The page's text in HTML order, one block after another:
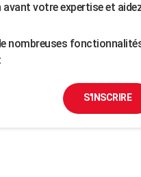
avant votre expertise et
nombreuses
S'INSCRIRE